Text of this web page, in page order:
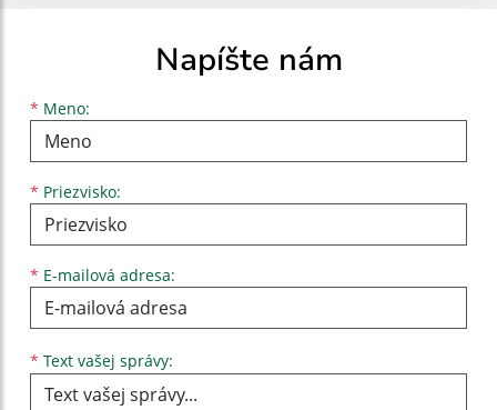
Napíšte nám
* Meno:
Meno
* Priezvisko:
Priezvisko
* E-mailová adresa:
E-mailová adresa
* Text vašej správy: